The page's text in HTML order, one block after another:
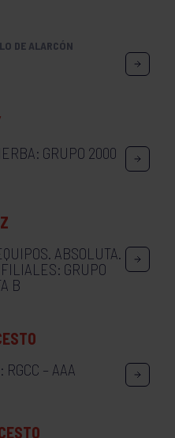
DE ALARCÓN
GRUPO 2000
ABSOLUTA.
GRUPO
B
– AAA